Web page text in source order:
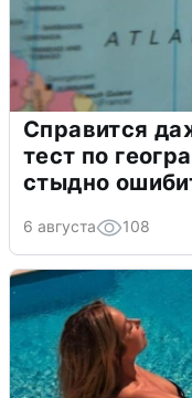
Справится
тест по
стыдно
6 августа 108